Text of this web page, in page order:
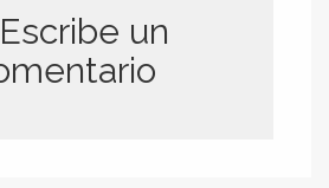
Escribe un